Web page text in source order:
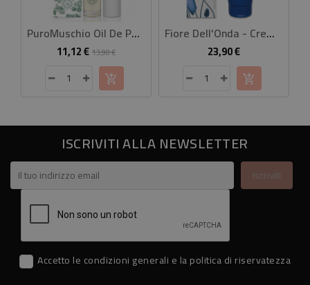
PuroMuschio Oil De Parfum 10 Ml
11,12 €Prezzo
base
13,90 €Prezzo
Fiore Dell'Onda - Crema Fluida Corpo
23,90 €Prezzo
ISCRIVITI ALLA NEWSLETTER
Accetto le condizioni generali e la politica di riservatezza